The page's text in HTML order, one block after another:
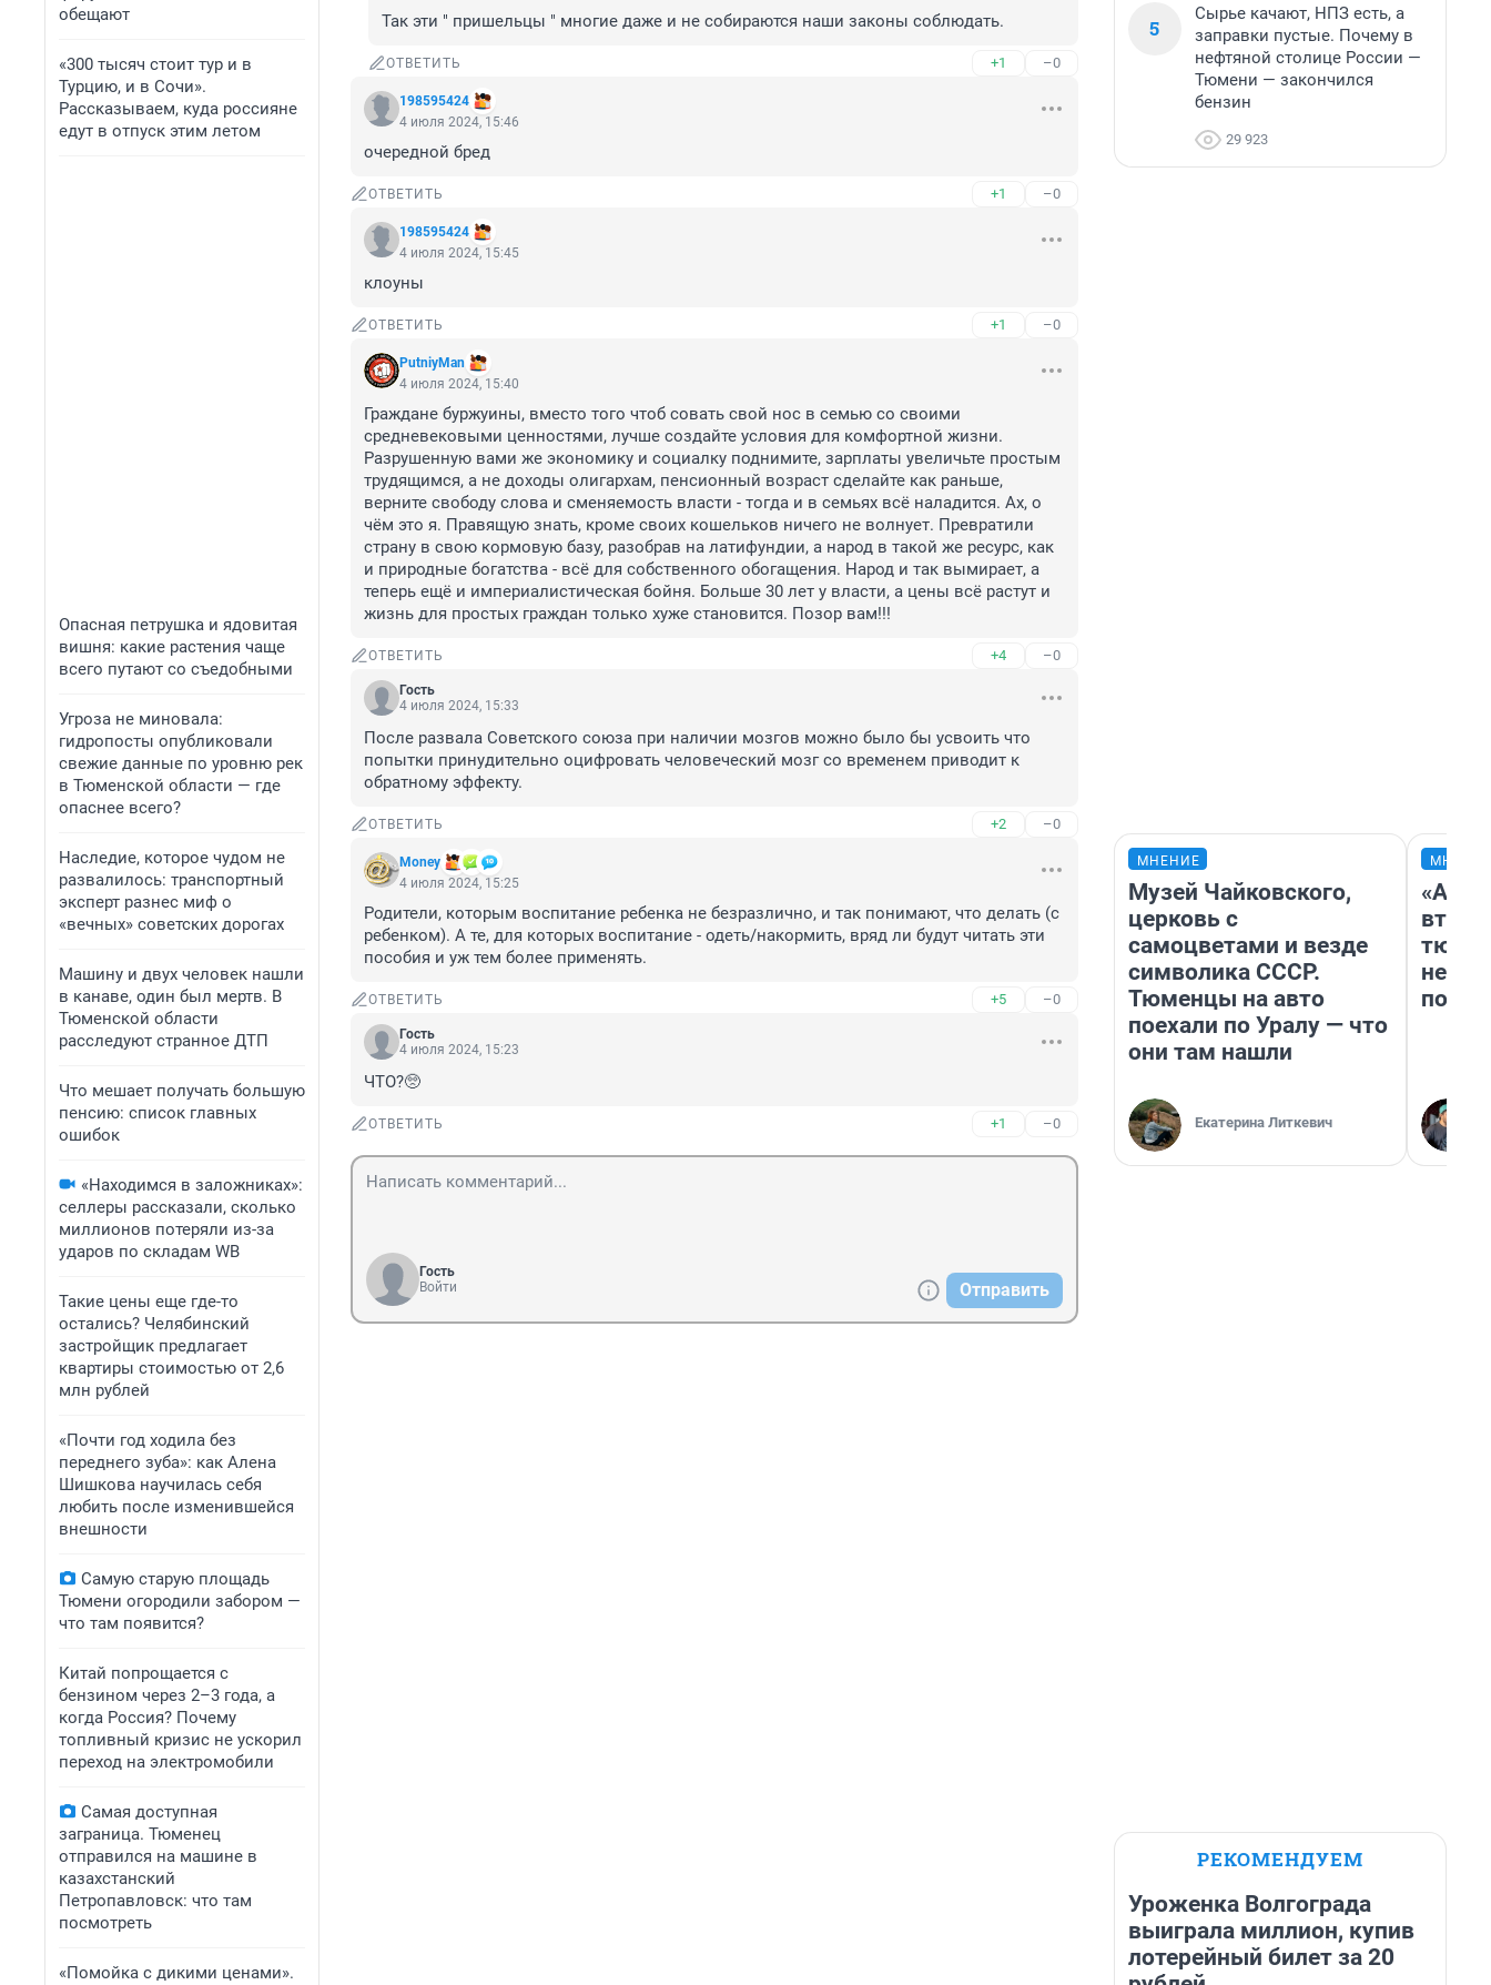
обещают
«300 тысяч стоит тур и в
Турцию, и в Сочи».
Рассказываем, куда россияне
едут в отпуск этим летом
Опасная петрушка и ядовитая
вишня: какие растения чаще
всего путают со съедобными
Угроза не миновала:
гидропосты опубликовали
свежие данные по уровню рек
в Тюменской области — где
опаснее всего?
Наследие, которое чудом не
развалилось: транспортный
эксперт разнес миф о
«вечных» советских дорогах
Машину и двух человек нашли
в канаве, один был мертв. В
Тюменской области
расследуют странное ДТП
Что мешает получать большую
пенсию: список главных
ошибок
«Находимся в заложниках»:
селлеры рассказали, сколько
миллионов потеряли из-за
ударов по складам WB
Такие цены еще где-то
остались? Челябинский
застройщик предлагает
квартиры стоимостью от 2,6
млн рублей
«Почти год ходила без
переднего зуба»: как Алена
Шишкова научилась себя
любить после изменившейся
внешности
Самую старую площадь
Тюмени огородили забором —
что там появится?
Китай попрощается с
бензином через 2–3 года, а
когда Россия? Почему
топливный кризис не ускорил
переход на электромобили
Самая доступная
заграница. Тюменец
отправился на машине в
казахстанский
Петропавловск: что там
посмотреть
«Помойка с дикими ценами».
Так эти " пришельцы " многие даже и не собираются наши законы соблюдать.
ОТВЕТИТЬ +1 –0
198595424
4 июля 2024, 15:46
очередной бред
ОТВЕТИТЬ +1 –0
198595424
4 июля 2024, 15:45
клоуны
ОТВЕТИТЬ +1 –0
PutniyMan
4 июля 2024, 15:40
Граждане буржуины, вместо того чтоб совать свой нос в семью со своими
средневековыми ценностями, лучше создайте условия для комфортной жизни.
Разрушенную вами же экономику и социалку поднимите, зарплаты увеличьте простым
трудящимся, а не доходы олигархам, пенсионный возраст сделайте как раньше,
верните свободу слова и сменяемость власти - тогда и в семьях всё наладится. Ах, о
чём это я. Правящую знать, кроме своих кошельков ничего не волнует. Превратили
страну в свою кормовую базу, разобрав на латифундии, а народ в такой же ресурс, как
и природные богатства - всё для собственного обогащения. Народ и так вымирает, а
теперь ещё и империалистическая бойня. Больше 30 лет у власти, а цены всё растут и
жизнь для простых граждан только хуже становится. Позор вам!!!
ОТВЕТИТЬ +4 –0
Гость
4 июля 2024, 15:33
После развала Советского союза при наличии мозгов можно было бы усвоить что
попытки принудительно оцифровать человеческий мозг со временем приводит к
обратному эффекту.
ОТВЕТИТЬ +2 –0
Money
4 июля 2024, 15:25
Родители, которым воспитание ребенка не безразлично, и так понимают, что делать (с
ребенком). А те, для которых воспитание - одеть/накормить, вряд ли будут читать эти
пособия и уж тем более применять.
ОТВЕТИТЬ +5 –0
Гость
4 июля 2024, 15:23
ЧТО?🥺
ОТВЕТИТЬ +1 –0
Гость
Войти
Отправить
5
Сырье качают, НПЗ есть, а
заправки пустые. Почему в
нефтяной столице России —
Тюмени — закончился
бензин
29 923
МНЕНИЕ
Музей Чайковского,
церковь с
самоцветами и везде
символика СССР.
Тюменцы на авто
поехали по Уралу — что
они там нашли
Екатерина Литкевич
РЕКОМЕНДУЕМ
Уроженка Волгограда
выиграла миллион, купив
лотерейный билет за 20